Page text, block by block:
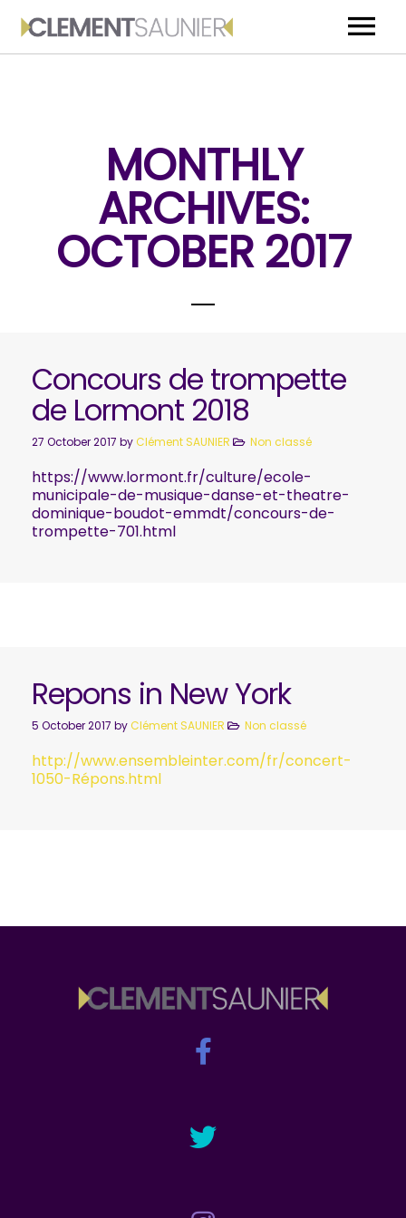
MEDIA
EVENEMENTS
CONTACT
MONTHLY
ARCHIVES:
OCTOBER 2017
Concours de trompette
de Lormont 2018
27 October 2017 by Clément SAUNIER Non classé
https://www.lormont.fr/culture/ecole-
municipale-de-musique-danse-et-theatre-
dominique-boudot-emmdt/concours-de-
trompette-701.html
Repons in New York
5 October 2017 by Clément SAUNIER Non classé
http://www.ensembleinter.com/fr/concert-
1050-Répons.html